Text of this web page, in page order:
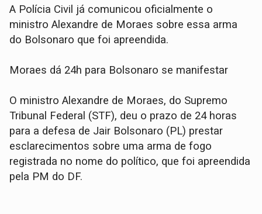
A Polícia Civil já comunicou oficialmente o
ministro Alexandre de Moraes sobre essa arma
do Bolsonaro que foi apreendida.
Moraes dá 24h para Bolsonaro se manifestar
O ministro Alexandre de Moraes, do Supremo
Tribunal Federal (STF), deu o prazo de 24 horas
para a defesa de Jair Bolsonaro (PL) prestar
esclarecimentos sobre uma arma de fogo
registrada no nome do político, que foi apreendida
pela PM do DF.